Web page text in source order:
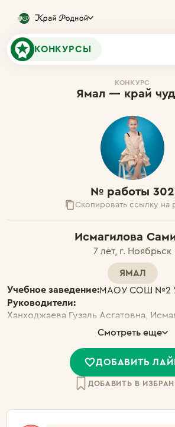
КОНКУРСЫ
КОНКУРС
Ямал — край
№ работы 302
Скопировать ссылку на
Исмагилова
7 лет, г. Ноябрьск
ЯМАЛ
Учебное заведение:МАОУ СОШ №2
Руководители:
Ханходжаева Гузаль Асгатовна,
Смотреть еще
ДОБАВИТЬ
ДОБАВИТЬ В